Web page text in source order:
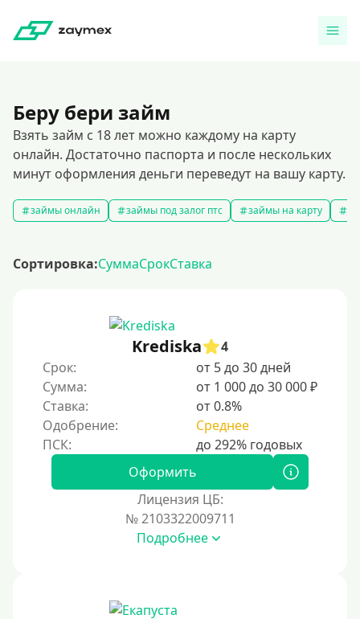
Беру бери займ
Взять займ с 18 лет можно каждому на карту
онлайн. Достаточно паспорта и после нескольких
минут оформления деньги переведут на вашу карту.
займы онлайн займы под залог птс займы на карту
Сортировка:СуммаСрокСтавка
Krediska
4
Срок:
от 5 до 30 дней
Сумма:
от 1 000 до 30 000 ₽
Ставка:
от 0.8%
Одобрение:
Среднее
Оформить
Лицензия ЦБ:
№ 2103322009711
Подробнее